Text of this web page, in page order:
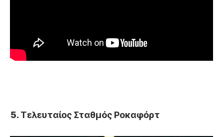
Τελευταίος Σταθμός Ροκαφόρτ